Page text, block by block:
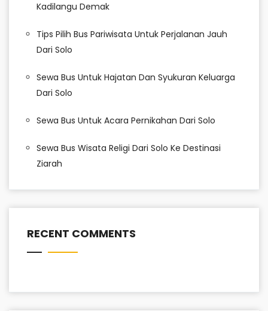
Kadilangu Demak
Tips Pilih Bus Pariwisata Untuk Perjalanan Jauh
Dari Solo
Sewa Bus Untuk Hajatan Dan Syukuran Keluarga
Dari Solo
Sewa Bus Untuk Acara Pernikahan Dari Solo
Sewa Bus Wisata Religi Dari Solo Ke Destinasi
Ziarah
RECENT COMMENTS